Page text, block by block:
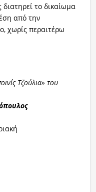
το δικαίωμα
από την
χωρίς περαιτέρω
Τζούλια» του